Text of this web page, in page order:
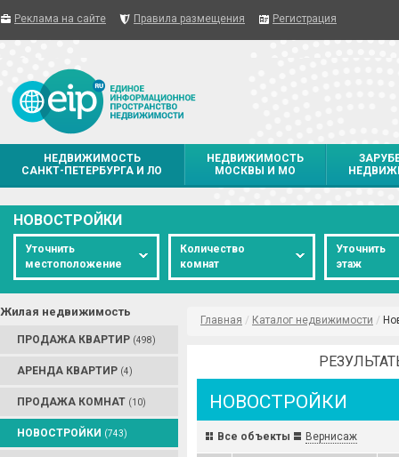
Реклама на сайте Правила размещения Регистрация
НЕДВИЖИМОСТЬ
САНКТ-ПЕТЕРБУРГА И ЛО
НЕДВИЖИМОСТЬ
МОСКВЫ И МО
НОВОСТРОЙКИ
Уточнить
местоположение
Количество
комнат
Уточнить
этаж
Жилая недвижимость
ПРОДАЖА КВАРТИР (498)
АРЕНДА КВАРТИР (4)
ПРОДАЖА КОМНАТ (10)
НОВОСТРОЙКИ (743)
Главная / Каталог недвижимости /
НОВОСТРОЙКИ
Все объекты Вернисаж